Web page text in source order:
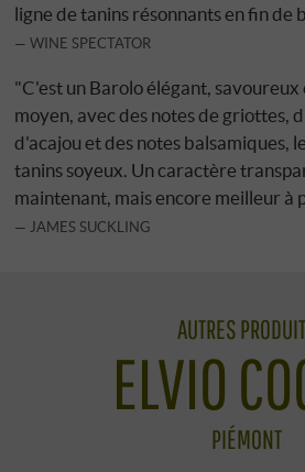
ligne de tanins résonnants en fin de
WINE SPECTATOR
"C'est un Barolo élégant,
moyen, avec des notes de griottes,
d'acajou et des notes balsamiques,
tanins soyeux. Un caractère
maintenant, mais encore meilleur à
JAMES SUCKLING
AUTRES
ELVIO
PIÉMONT